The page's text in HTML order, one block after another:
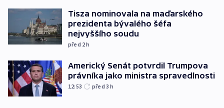
Tisza nominovala na maďarského
prezidenta bývalého šéfa
nejvyššího soudu
před 2h
Americký Senát potvrdil Trumpova
právníka jako ministra spravedlnosti
12:53 před 3h